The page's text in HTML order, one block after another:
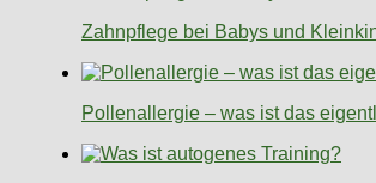
Zahnpflege bei Babys und
Pollenallergie – was ist das